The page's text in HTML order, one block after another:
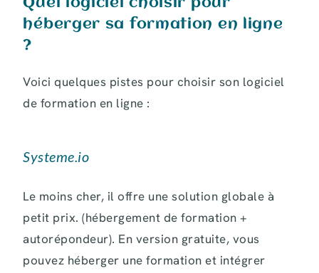
Quel logiciel choisir pour
héberger sa formation en ligne
?
Voici quelques pistes pour choisir son logiciel
de formation en ligne :
Systeme.io
Le moins cher, il offre une solution globale à
petit prix. (hébergement de formation +
autorépondeur). En version gratuite, vous
pouvez héberger une formation et intégrer